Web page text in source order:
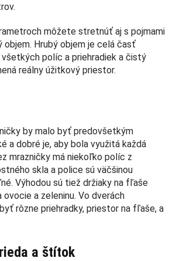
môžete stretnúť aj s pojmami
objem. Hrubý objem je celá časť
políc a priehradiek a čistý
reálny úžitkový priestor.
by malo byť predovšetkým
a dobré je, aby bola využitá každá
mrazničky má niekoľko políc z
skla a police sú väčšinou
Výhodou sú tiež držiaky na fľaše
ovocie a zeleninu. Vo dverách
rôzne priehradky, priestor na fľaše, a
a štítok